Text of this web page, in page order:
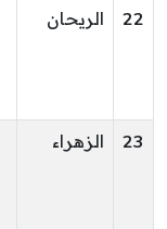
22 الريحان
23 الزهراء